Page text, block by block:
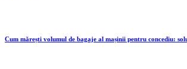
Cum mărești volumul de bagaje al mașinii pentru concediu: